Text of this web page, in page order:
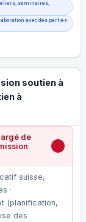
séminaires,
avec des parties
soutien à
à
de
suisse,
·
(planification,
des